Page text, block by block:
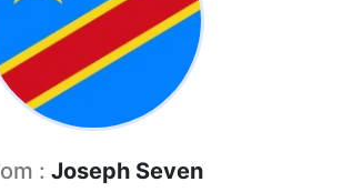
: Joseph Seven